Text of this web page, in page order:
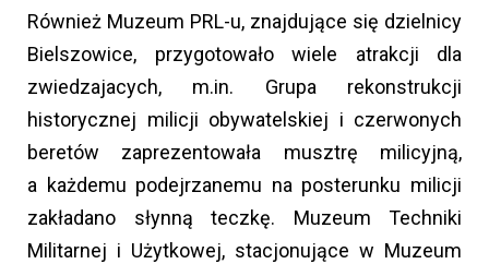
Również Muzeum PRL-u, znajdujące się dzielnicy
Bielszowice, przygotowało wiele atrakcji dla
zwiedzajacych, m.in. Grupa rekonstrukcji
historycznej milicji obywatelskiej i czerwonych
beretów zaprezentowała musztrę milicyjną,
a każdemu podejrzanemu na posterunku milicji
zakładano słynną teczkę. Muzeum Techniki
Militarnej i Użytkowej, stacjonujące w Muzeum